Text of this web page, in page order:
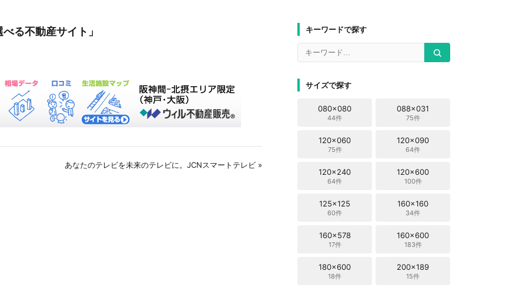
る不動産サイト」
あなたのテレビを未来のテレビに。JCNスマートテレビ »
キーワードで探す
サイズで探す
080x080
44件
088x031
75件
120x060
75件
120x090
64件
120x240
64件
120x600
100件
125x125
60件
160x160
34件
160x578
17件
160x600
183件
180x600
18件
200x189
15件